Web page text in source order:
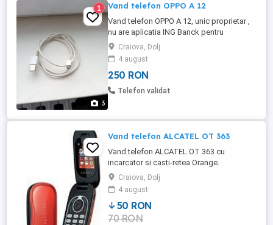
3
1 Vand telefon OPPO A 12
Vand telefon OPPO A 12, unic proprietar ,
nu are aplicatia ING Banck pentru
ROMANIA, stare buna de functionare,
baterie buna, cablu de incarcare.
Craiova, Dolj
4 august
250 RON
Telefon validat
Vand telefon ALCATEL OT 363
Vand telefon ALCATEL OT 363 cu
incarcator si casti-retea Orange.
Craiova, Dolj
4 august
50 RON
70 RON